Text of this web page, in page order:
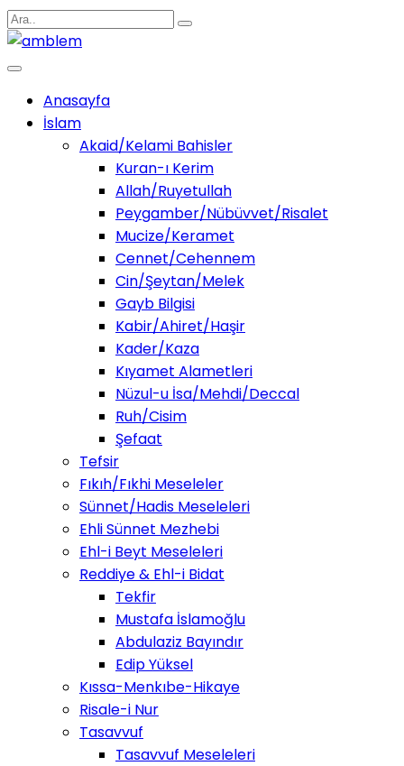
Anasayfa
İslam
Akaid/Kelami Bahisler
Kuran-ı Kerim
Allah/Ruyetullah
Peygamber/Nübüvvet/Risalet
Mucize/Keramet
Cennet/Cehennem
Cin/Şeytan/Melek
Gayb Bilgisi
Kabir/Ahiret/Haşir
Kader/Kaza
Kıyamet Alametleri
Nüzul-u İsa/Mehdi/Deccal
Ruh/Cisim
Şefaat
Tefsir
Fıkıh/Fıkhi Meseleler
Sünnet/Hadis Meseleleri
Ehli Sünnet Mezhebi
Ehl-i Beyt Meseleleri
Reddiye & Ehl-i Bidat
Tekfir
Mustafa İslamoğlu
Abdulaziz Bayındır
Edip Yüksel
Kıssa-Menkıbe-Hikaye
Risale-i Nur
Tasavvuf
Tasavvuf Meseleleri